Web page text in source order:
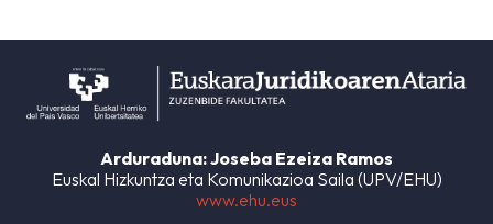
Arduraduna: Joseba Ezeiza Ramos
Euskal Hizkuntza eta Komunikazioa Saila (UPV/EHU)
www.ehu.eus